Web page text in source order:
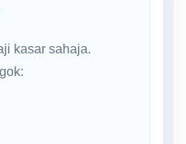
kasar sahaja.